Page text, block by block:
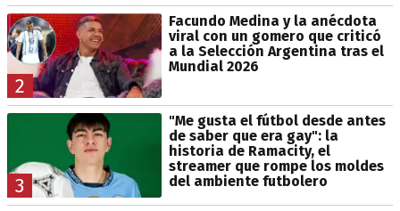
2
Facundo Medina y la anécdota
viral con un gomero que criticó
a la Selección Argentina tras el
Mundial 2026
3
"Me gusta el fútbol desde antes
de saber que era gay": la
historia de Ramacity, el
streamer que rompe los moldes
del ambiente futbolero